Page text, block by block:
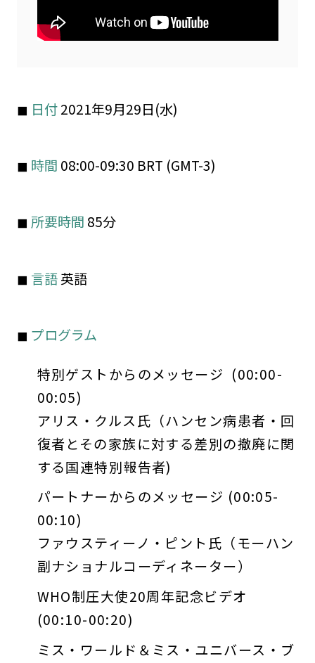
◼︎ 日付2021年9月29日(水)
◼ 時間 08:00-09:30 BRT (GMT-3)
◼ 所要時間 85分
◼ 言語英語
◼ プログラム
特別ゲストからのメッセージ (00:00-
00:05)
アリス・クルス氏（ハンセン病患者・回
復者とその家族に対する差別の撤廃に関
する国連特別報告者)
パートナーからのメッセージ (00:05-
00:10)
ファウスティーノ・ピント氏（モーハン
副ナショナルコーディネーター）
WHO制圧大使20周年記念ビデオ
(00:10-00:20)
ミス・ワールド＆ミス・ユニバース・ブ